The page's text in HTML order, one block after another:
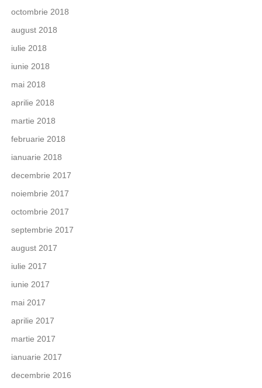
octombrie 2018
august 2018
iulie 2018
iunie 2018
mai 2018
aprilie 2018
martie 2018
februarie 2018
ianuarie 2018
decembrie 2017
noiembrie 2017
octombrie 2017
septembrie 2017
august 2017
iulie 2017
iunie 2017
mai 2017
aprilie 2017
martie 2017
ianuarie 2017
decembrie 2016